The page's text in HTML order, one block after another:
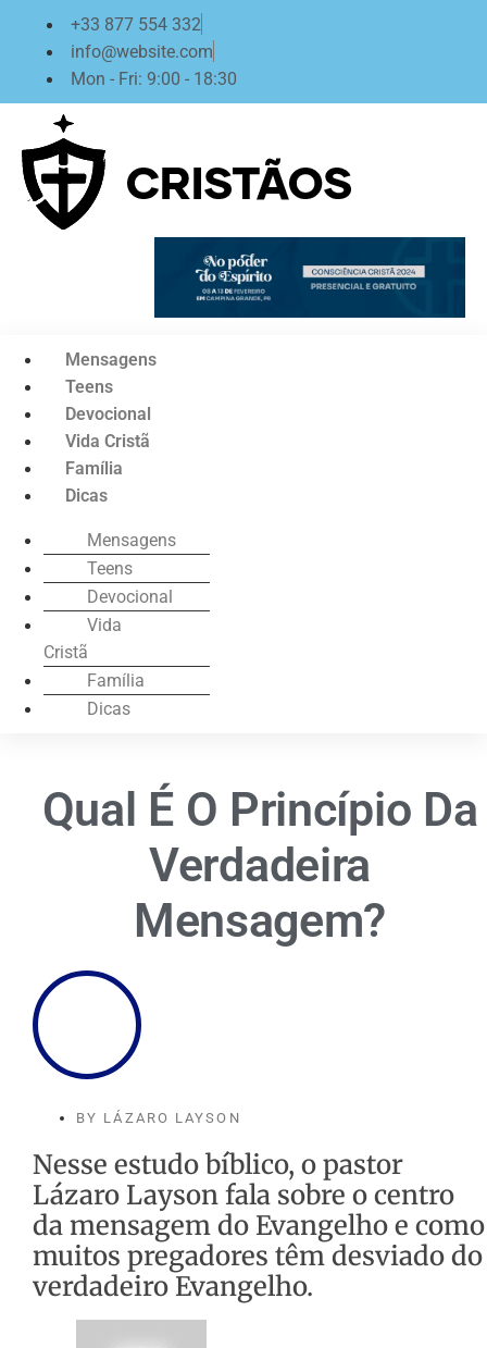
conteúdo
+33 877 554 332
info@website.com
Mon - Fri: 9:00 - 18:30
Mensagens
Teens
Devocional
Vida Cristã
Família
Dicas
Mensagens
Teens
Devocional
Vida
Cristã
Família
Dicas
Qual É O Princípio Da
Verdadeira
Mensagem?
BY LÁZARO LAYSON
Nesse estudo bíblico, o pastor
Lázaro Layson fala sobre o centro
da mensagem do Evangelho e como
muitos pregadores têm desviado do
verdadeiro Evangelho.